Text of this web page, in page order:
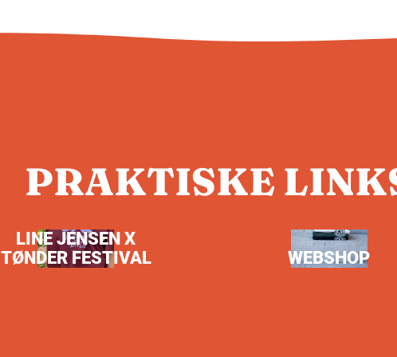
PRAKTISKE
LINE JENSEN X
TØNDER FESTIVAL
WEBSHOP